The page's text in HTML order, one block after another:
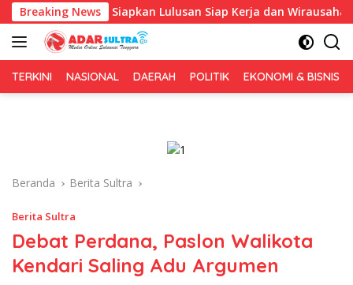
Langsung
ke
konten
Breaking News
Fokus Siapkan Lulusan Siap Kerja dan Wirausaha
TERKINI NASIONAL DAERAH POLITIK EKONOMI & BISNIS
Beranda Berita Sultra
Berita Sultra
Debat Perdana, Paslon Walikota
Kendari Saling Adu Argumen